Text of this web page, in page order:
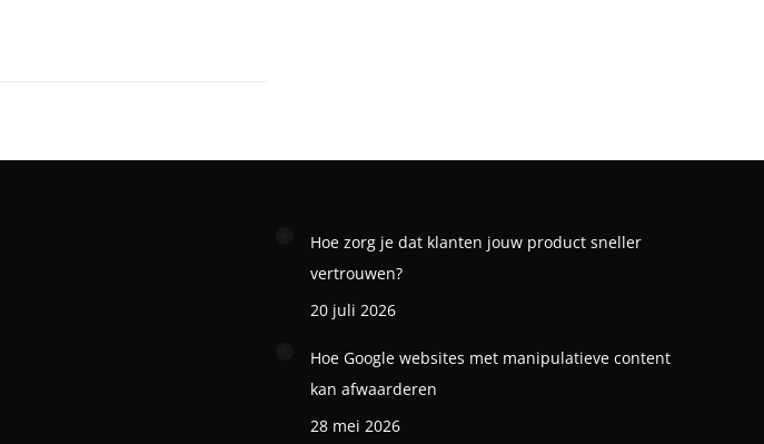
Hoe zorg je dat klanten jouw product sneller
vertrouwen?
20 juli 2026
Hoe Google websites met manipulatieve content
kan afwaarderen
28 mei 2026